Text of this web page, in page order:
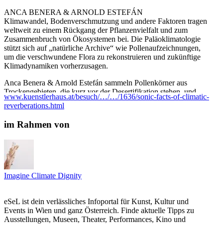
ANCA BENERA & ARNOLD ESTEFÁN
Klimawandel, Bodenverschmutzung und andere Faktoren tragen
weltweit zu einem Rückgang der Pflanzenvielfalt und zum
Zusammenbruch von Ökosystemen bei. Die Paläoklimatologie
stützt sich auf „natürliche Archive“ wie Pollenaufzeichnungen,
um die verschwundene Flora zu rekonstruieren und zukünftige
Klimadynamiken vorherzusagen.
Anca Benera & Arnold Estefán sammeln Pollenkörner aus
Trockengebieten, die kurz vor der Desertifikation stehen, und
legen so ein botanisches Archiv der verschwindenden Flora an.
Diese Proben, die in Zukunft als wissenschaftliches Material
paläoklimatischem Indikatoren und an der zentralen Rolle von
Das drohende Verschwinden der Bienen stellt eine existenzielle
Bedrohung für das Leben auf der Erde dar. Inspiriert von der
Tatsache, dass die ersten jemals aufgezeichneten Töne auf
Bienenwachszylinder geätzt wurden, greifen sie diesen Konnex
Für IMAGINE CLIMATE DIGNITY arbeiten Benera & Estefán
mit Pavel Brăila und einem Honigbienenvolk (Apis mellifera) für
www.kuenstlerhaus.at/besuch/…/…/1636/sonic-facts-of-climatic-
reverberations.html
im Rahmen von
Imagine Climate Dignity
eSeL ist dein verlässliches Infoportal für Kunst, Kultur und
Events in Wien und ganz Österreich. Finde aktuelle Tipps zu
Ausstellungen, Museen, Theater, Performances, Kino und